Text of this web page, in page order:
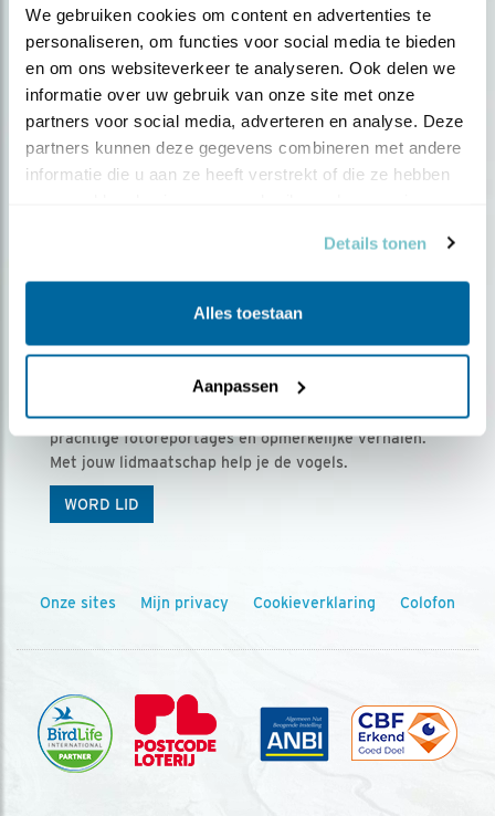
We gebruiken cookies om content en advertenties te
personaliseren, om functies voor social media te bieden
en om ons websiteverkeer te analyseren. Ook delen we
informatie over uw gebruik van onze site met onze
partners voor social media, adverteren en analyse. Deze
partners kunnen deze gegevens combineren met andere
informatie die u aan ze heeft verstrekt of die ze hebben
Details tonen
Alles toestaan
Aanpassen
Ontvang 5 x Vogels voor € 36,00 per jaar
Vogels is het tijdschrift voor onze leden, met
prachtige fotoreportages en opmerkelijke verhalen.
Met jouw lidmaatschap help je de vogels.
WORD LID
Onze sites Mijn privacy Cookieverklaring Colofon